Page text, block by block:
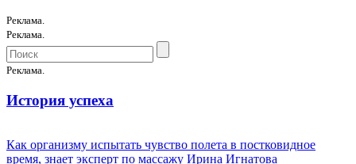
Реклама.
Реклама.
Реклама.
История успеха
Как организму испытать чувство полета в постковидное
время, знает эксперт по массажу Ирина Игнатова